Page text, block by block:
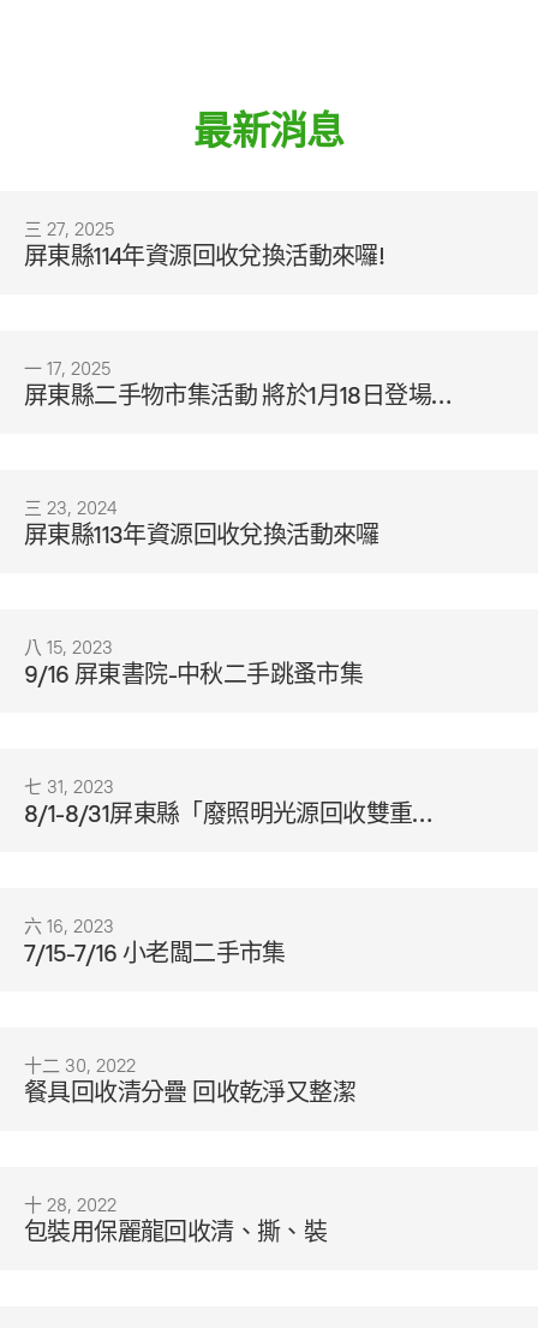
最新消息
三 27, 2025
屏東縣114年資源回收兌換活動來囉!
一 17, 2025
屏東縣二手物市集活動 將於1月18日登場
三 23, 2024
屏東縣113年資源回收兌換活動來囉
八 15, 2023
9/16 屏東書院-中秋二手跳蚤市集
七 31, 2023
8/1-8/31屏東縣「廢照明光源回收雙重
六 16, 2023
7/15-7/16 小老闆二手市集
十二 30, 2022
餐具回收清分疊 回收乾淨又整潔
十 28, 2022
包裝用保麗龍回收清、撕、裝